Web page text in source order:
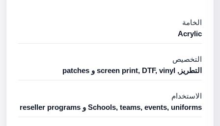
الخامة
Acrylic
التخصيص
التطريز, screen print, DTF, vinyl و patches
الاستخدام
Schools, teams, events, uniforms و reseller programs